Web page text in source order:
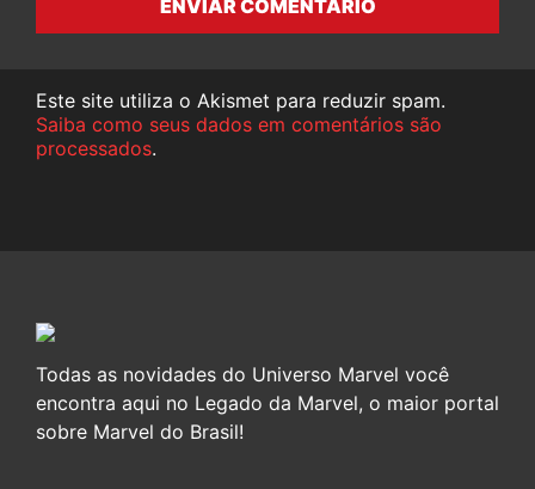
ENVIAR COMENTÁRIO
Este site utiliza o Akismet para reduzir spam.
Saiba como seus dados em comentários são
processados.
Todas as novidades do Universo Marvel você
encontra aqui no Legado da Marvel, o maior portal
sobre Marvel do Brasil!